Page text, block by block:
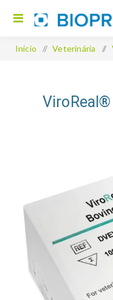
Início / Veterinária /